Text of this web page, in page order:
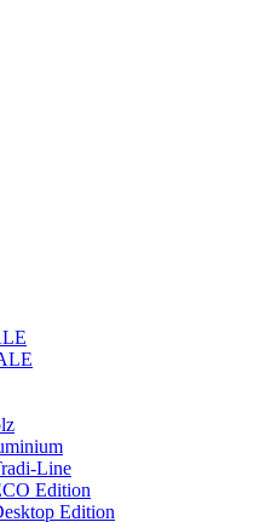
Line
Edition
Edition